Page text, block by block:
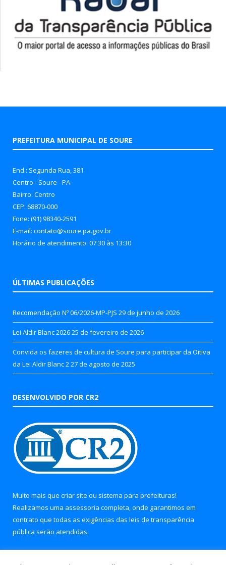
PREFEITURA MUNICIPAL DE SOURE
End.: Segunda Rua, 381
Centro - Soure - PA
Bairro: Centro
CEP: 68870-000
Fone: (91) 98340-2591
E-mail: contato@soure.pa.gov.br
Horário de atendimento: 07:30 às 13:30
ÚLTIMAS PUBLICAÇÕES
Recomendação Nº 06/2026-MP-PJS 29 de junho de 2026
Lei Aldir Blanc 202625 de fevereiro de 2026
Convida os fazeres de cultura de Soure para participar da Oitiva
da Lei Aldir Blanc 2 27 de agosto de 2025
DESENVOLVIDO POR CR2
Muito mais que criar site ou sistema para prefeituras!
Realizamos uma assessoria completa, onde garantimos em
contrato que todas as exigências das leis de transparência
pública serão atendidas.